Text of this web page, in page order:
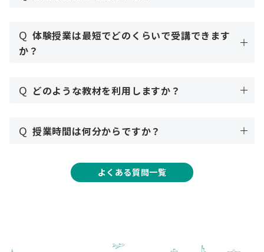
Q 体験授業は最短でどのくらいで受講できます
か？
Q どのような教材を利用しますか？
Q 授業時間は何分からですか？
よくある質問一覧